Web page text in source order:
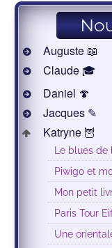
Auguste 📖
Claude 🎓
Daniel 🍄
Jacques ✎
Katryne 🦉
Le blues de
Piwigo et
Mon petit
Paris Tour
Une